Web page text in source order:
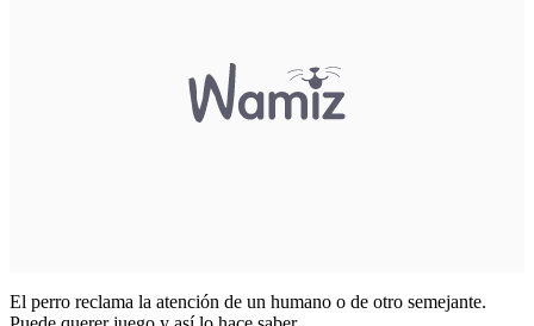
El perro reclama la atención de un humano o de otro semejante.